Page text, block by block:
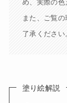
め、実際の色
また、ご覧
了承ください
塗り絵解説